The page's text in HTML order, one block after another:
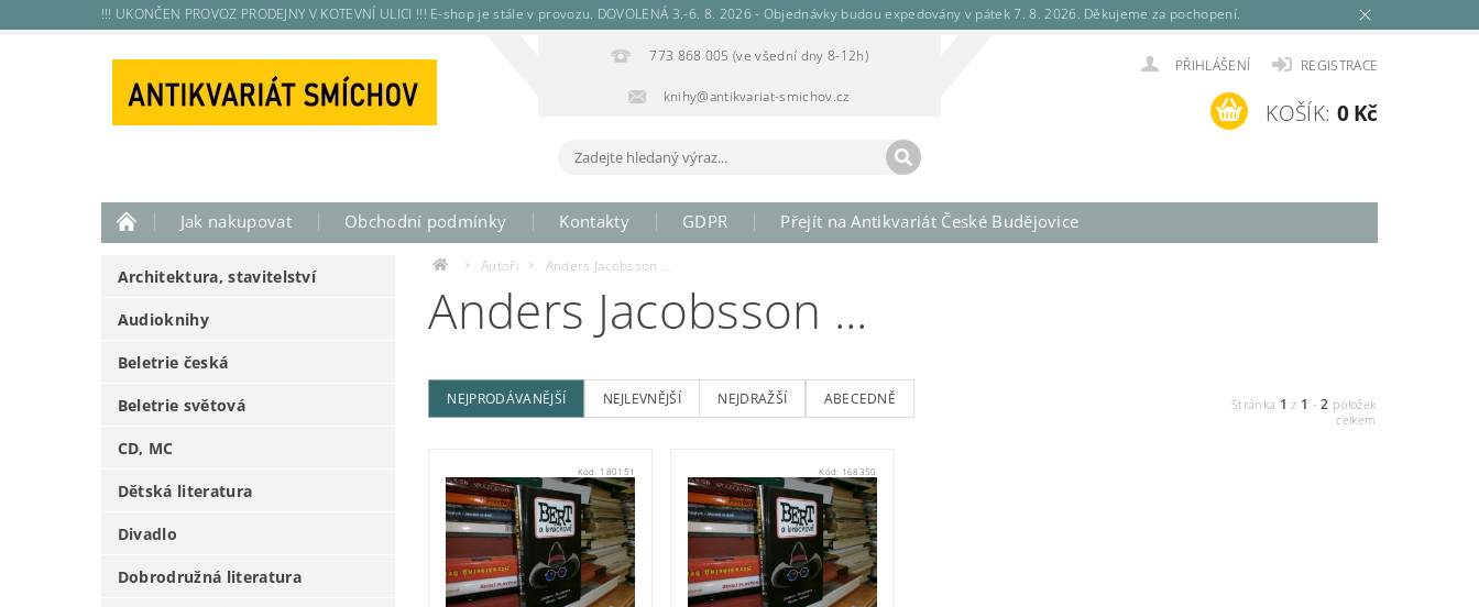
!!! UKONČEN PROVOZ PRODEJNY V KOTEVNÍ ULICI !!! E-shop je stále v provozu. DOVOLENÁ 3.-6. 8. 2026 - Objednávky budou expedovány v pátek 7. 8. 2026. Děkujeme za pochopení.
773 868 005 (ve všední dny 8-12h)
knihy@antikvariat-smichov.cz
PŘIHLÁŠENÍ REGISTRACE
KOŠÍK: 0 Kč
Jak nakupovat Obchodní podmínky Kontakty GDPR Přejít na Antikvariát České Budějovice
Architektura, stavitelství
Audioknihy
Beletrie česká
Beletrie světová
CD, MC
Dětská literatura
Divadlo
Dobrodružná literatura
Autoři Anders Jacobsson ...
Anders Jacobsson ...
NEJPRODÁVANĚJŠÍ NEJLEVNĚJŠÍ NEJDRAŽŠÍ ABECEDNĚ Stránka 1 z 1 -2 položek
celkem
Kód: 180151 Kód: 168350